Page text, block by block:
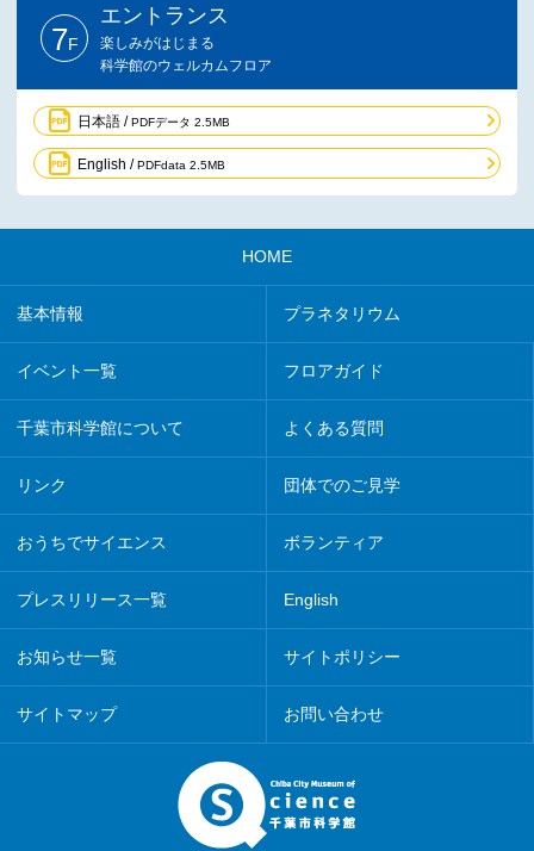
7F
エントランス
楽しみがはじまる
科学館のウェルカムフロア
日本語 /PDFデータ 2.5MB
English /PDFdata 2.5MB
HOME
基本情報 プラネタリウム
イベント一覧 フロアガイド
千葉市科学館について よくある質問
リンク 団体でのご見学
おうちでサイエンス ボランティア
プレスリリース一覧 English
お知らせ一覧 サイトポリシー
サイトマップ お問い合わせ